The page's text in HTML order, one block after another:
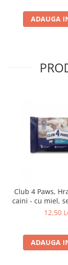
ADAUGA
Club 4 Paws,
caini - cu miel,
g
12,50
ADAUGA